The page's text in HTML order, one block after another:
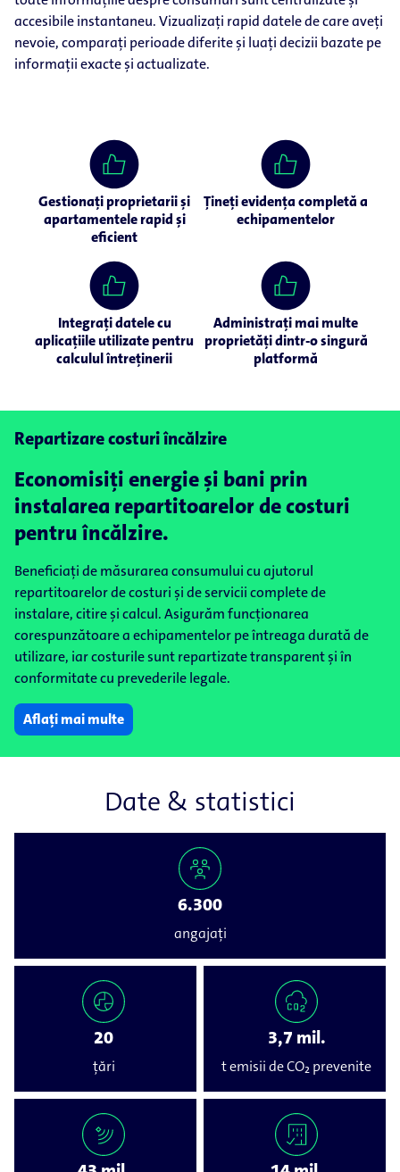
accesibile instantaneu. Vizualizați rapid datele de care aveți
nevoie, comparați perioade diferite și luați decizii bazate pe
informații exacte și actualizate.
Gestionați proprietarii și
apartamentele rapid și
eficient
Țineți evidența completă a
echipamentelor
Integrați datele cu
aplicațiile utilizate pentru
calculul întreținerii
Administrați mai multe
proprietăți dintr-o singură
platformă
Repartizare costuri încălzire
Economisiți energie și bani prin
instalarea repartitoarelor de costuri
pentru încălzire.
Beneficiați de măsurarea consumului cu ajutorul
repartitoarelor de costuri și de servicii complete de
instalare, citire și calcul. Asigurăm funcționarea
corespunzătoare a echipamentelor pe întreaga durată de
utilizare, iar costurile sunt repartizate transparent și în
conformitate cu prevederile legale.
Aflați mai multe
Date & statistici
6.300
angajați
20
țări
3,7 mil.
t emisii de CO₂ prevenite